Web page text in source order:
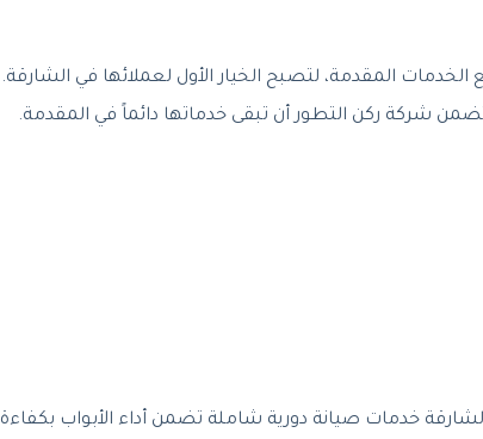
المقدمة، لتصبح الخيار الأول لعملائها في الشارقة.
شركة ركن التطور أن تبقى خدماتها دائماً في المقدمة.
خدمات صيانة دورية شاملة تضمن أداء الأبواب بكفاءة